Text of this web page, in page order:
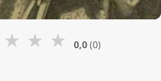
★ ★ ★ 0,0(0)